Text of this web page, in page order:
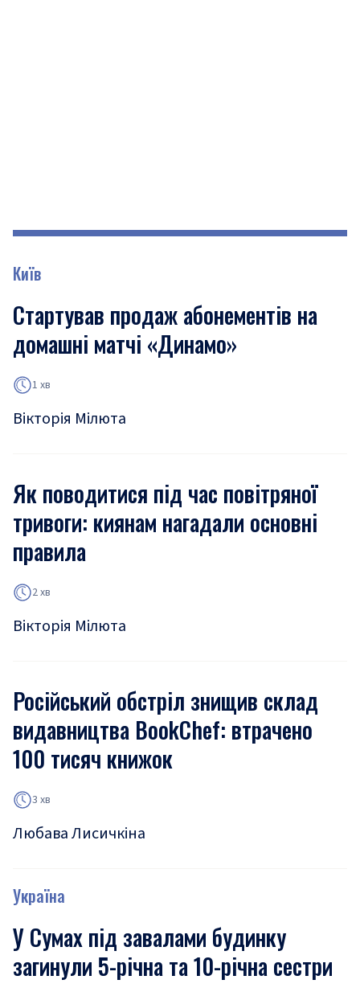
Київ
Стартував продаж абонементів на
домашні матчі «Динамо»
1 хв
Вікторія Мілюта
Як поводитися під час повітряної
тривоги: киянам нагадали основні
правила
2 хв
Вікторія Мілюта
Російський обстріл знищив склад
видавництва BookChef: втрачено
100 тисяч книжок
3 хв
Любава Лисичкіна
Україна
У Сумах під завалами будинку
загинули 5-річна та 10-річна сестри